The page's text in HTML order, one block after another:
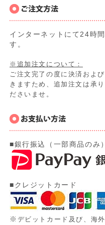
インターネットにて24時
す。
※追加注文について：
ご注文完了の度に決済およ
きますため、追加注文は承
ださいませ。
■銀行振込（一部商品のみ）
■クレジットカード
※ デビットカード及び、 海